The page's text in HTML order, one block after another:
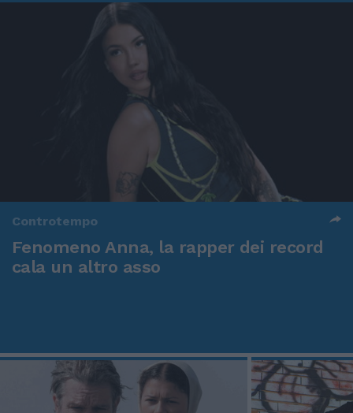
Controtempo
Fenomeno Anna, la rapper dei record
cala un altro asso